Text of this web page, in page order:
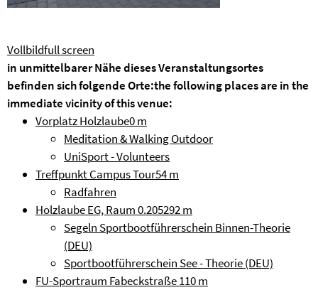
Vollbildfull screen
in unmittelbarer Nähe dieses Veranstaltungsortes
befinden sich folgende Orte:the following places are in the
immediate vicinity of this venue:
Vorplatz Holzlaube0 m
Meditation & Walking Outdoor
UniSport - Volunteers
Treffpunkt Campus Tour54 m
Radfahren
Holzlaube EG, Raum 0.205292 m
Segeln Sportbootführerschein Binnen-Theorie
(DEU)
Sportbootführerschein See - Theorie (DEU)
FU-Sportraum Fabeckstraße110 m